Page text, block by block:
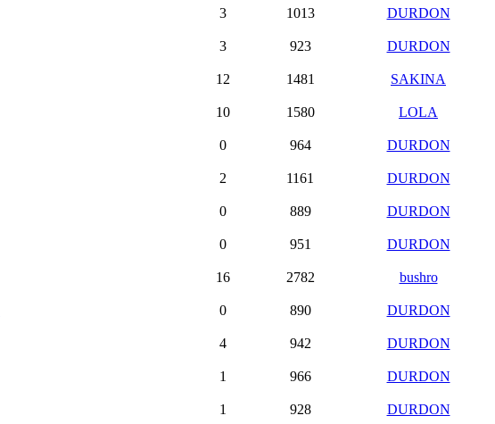
3 1013 DURDON
3 923 DURDON
12 1481 SAKINA
10 1580 LOLA
0 964 DURDON
2 1161 DURDON
0 889 DURDON
0 951 DURDON
16 2782 bushro
0 890 DURDON
4 942 DURDON
1 966 DURDON
1 928 DURDON